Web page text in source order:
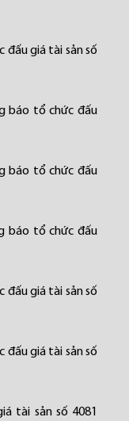
đấu giá tài sản số
báo tổ chức đấu
báo tổ chức đấu
báo tổ chức đấu
đấu giá tài sản số
đấu giá tài sản số
tài sản số 4081